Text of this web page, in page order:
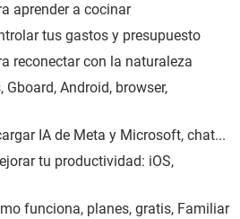
aprender a cocinar
tus gastos y presupuesto
reconectar con la naturaleza
Gboard, Android, browser,
IA de Meta y Microsoft, chat...
tu productividad: iOS,
funciona, planes, gratis, Familiar